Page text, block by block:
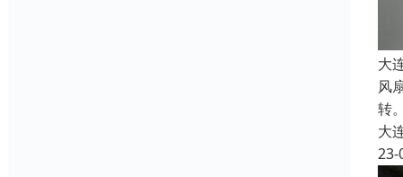
大
风
转
大
23-